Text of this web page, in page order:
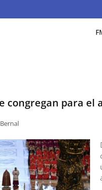
congregan para el